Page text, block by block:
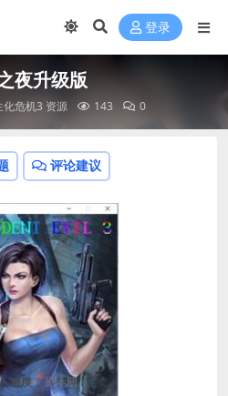
登录
夜升级版
化危机3 资源 143 0
评论建议